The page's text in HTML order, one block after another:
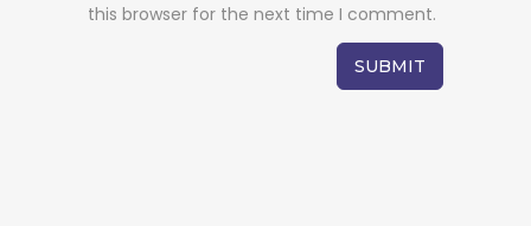
this browser for the next time I comment.